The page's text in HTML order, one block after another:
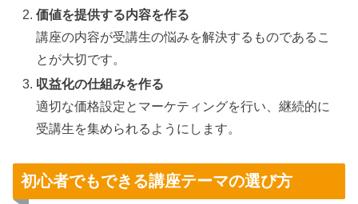
価値を提供する内容を作る
講座の内容が受講生の悩みを解決するものであるこ
とが大切です。
収益化の仕組みを作る
適切な価格設定とマーケティングを行い、継続的に
受講生を集められるようにします。
初心者でもできる講座テーマの選び方